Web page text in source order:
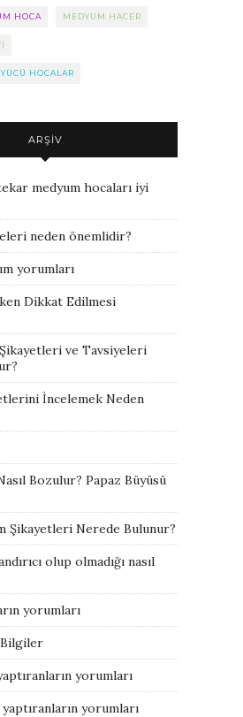
HOCA MEDYUM HACER
HOCALAR
ARŞIV
medyum hocaları iyi
neden önemlidir?
yorumları
Dikkat Edilmesi
ve Tavsiyeleri
İncelemek Neden
Bozulur? Papaz Büyüsü
Şikayetleri Nerede Bulunur?
olup olmadığı nasıl
yorumları
Bilgiler
yorumları
yorumları